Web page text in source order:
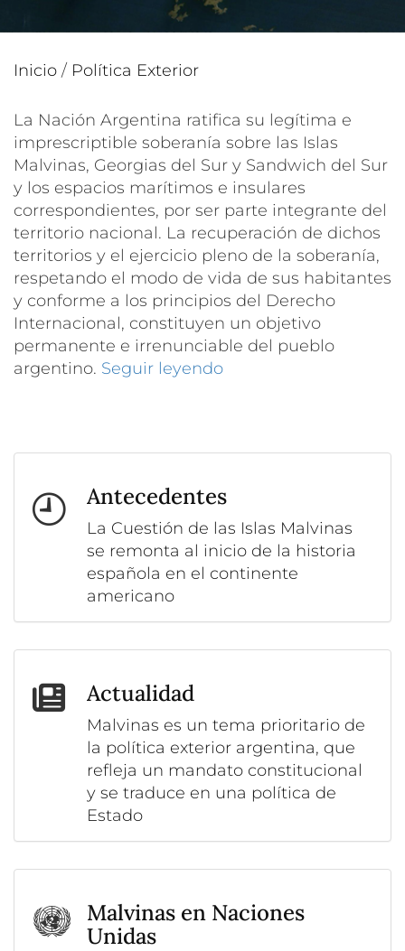
Inicio / Política Exterior
La Nación Argentina ratifica su legítima e
imprescriptible soberanía sobre las Islas
Malvinas, Georgias del Sur y Sandwich del Sur
y los espacios marítimos e insulares
correspondientes, por ser parte integrante del
territorio nacional. La recuperación de dichos
territorios y el ejercicio pleno de la soberanía,
respetando el modo de vida de sus habitantes
y conforme a los principios del Derecho
Internacional, constituyen un objetivo
permanente e irrenunciable del pueblo
argentino. Seguir leyendo
Antecedentes
La Cuestión de las Islas Malvinas
se remonta al inicio de la historia
española en el continente
americano
Actualidad
Malvinas es un tema prioritario de
la política exterior argentina, que
refleja un mandato constitucional
y se traduce en una política de
Estado
Malvinas en Naciones
Unidas